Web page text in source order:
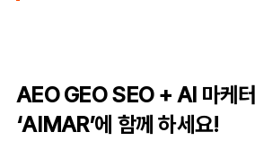
AEO GEO SEO + AI 마케터
‘AIMAR’에 함께 하세요!